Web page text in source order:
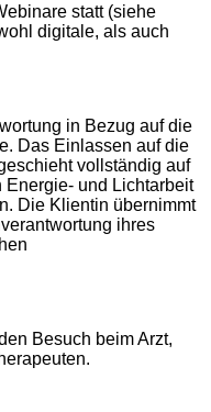
statt (siehe
digitale, als auch
in Bezug auf die
Das Einlassen auf die
vollständig auf
und Lichtarbeit
Die Klientin übernimmt
ihres
Besuch beim Arzt,